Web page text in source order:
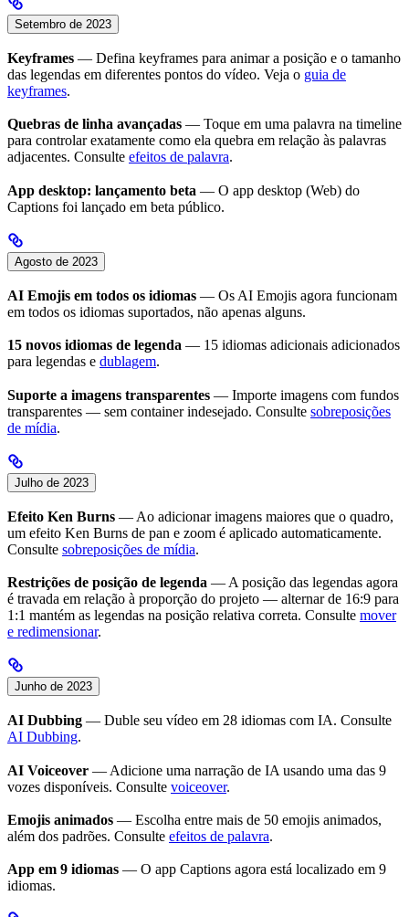
Setembro de 2023
Keyframes — Defina keyframes para animar a posição e o tamanho
das legendas em diferentes pontos do vídeo. Veja o guia de
keyframes.
Quebras de linha avançadas — Toque em uma palavra na timeline
para controlar exatamente como ela quebra em relação às palavras
adjacentes. Consulte efeitos de palavra.
App desktop: lançamento beta — O app desktop (Web) do
Captions foi lançado em beta público.
Agosto de 2023
AI Emojis em todos os idiomas — Os AI Emojis agora funcionam
em todos os idiomas suportados, não apenas alguns.
15 novos idiomas de legenda — 15 idiomas adicionais adicionados
para legendas e dublagem.
Suporte a imagens transparentes — Importe imagens com fundos
transparentes — sem container indesejado. Consulte sobreposições
de mídia.
Julho de 2023
Efeito Ken Burns — Ao adicionar imagens maiores que o quadro,
um efeito Ken Burns de pan e zoom é aplicado automaticamente.
Consulte sobreposições de mídia.
Restrições de posição de legenda — A posição das legendas agora
é travada em relação à proporção do projeto — alternar de 16:9 para
1:1 mantém as legendas na posição relativa correta. Consulte mover
e redimensionar.
Junho de 2023
AI Dubbing — Duble seu vídeo em 28 idiomas com IA. Consulte
AI Dubbing.
AI Voiceover — Adicione uma narração de IA usando uma das 9
vozes disponíveis. Consulte voiceover.
Emojis animados — Escolha entre mais de 50 emojis animados,
além dos padrões. Consulte efeitos de palavra.
App em 9 idiomas — O app Captions agora está localizado em 9
idiomas.